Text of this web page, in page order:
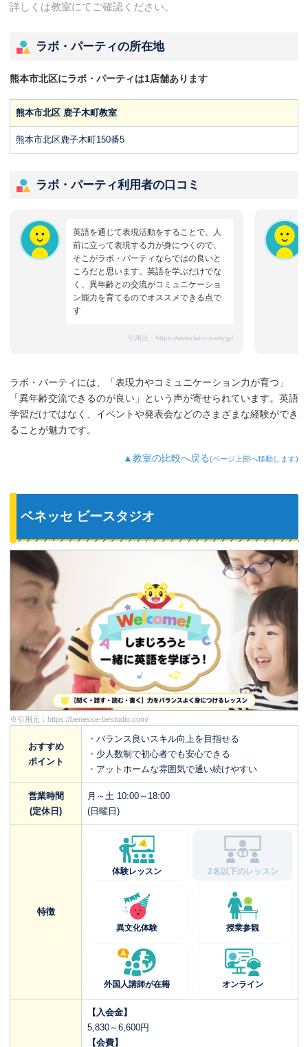
詳しくは教室にてご確認ください。
ラボ・パーティの所在地
熊本市北区にラボ・パーティは1店舗あります
熊本市北区 鹿子木町教室
熊本市北区鹿子木町150番5
ラボ・パーティ利用者の口コミ
英語を通じて表現活動をすることで、人
前に立って表現する力が身につくので、
そこがラボ・パーティならではの良いと
ころだと思います。英語を学ぶだけでな
く、異年齢との交流がコミュニケーショ
ン能力を育てるのでオススメできる点で
す
引用元： https://www.labo-party.jp/
ラボ・パーティには、「表現力やコミュニケーション力が育つ」
「異年齢交流できるのが良い」という声が寄せられています。英語
学習だけではなく、イベントや発表会などのさまざまな経験ができ
ることが魅力です。
▲教室の比較へ戻る(ページ上部へ移動します)
ベネッセ ビースタジオ
※引用元： https://benesse-bestudio.com/
おすすめ
ポイント
・バランス良いスキル向上を目指せる
・少人数制で初心者でも安心できる
・アットホームな雰囲気で通い続けやすい
営業時間
(定休日)
月～土 10:00～18:00
(日曜日)
特徴
体験レッスン 2名以下のレッスン
異文化体験 授業参観
外国人講師が在籍 オンライン
【入会金】
5,830～6,600円
【会費】